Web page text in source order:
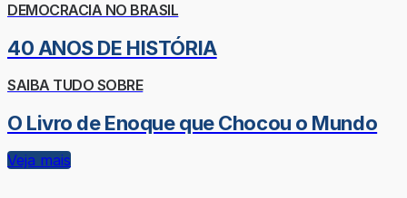
DEMOCRACIA NO BRASIL
40 ANOS DE HISTÓRIA
SAIBA TUDO SOBRE
O Livro de Enoque que Chocou o Mundo
Veja mais